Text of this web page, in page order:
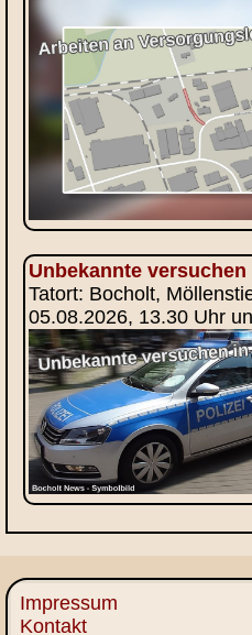
Unbekannte
Tatort: Bocholt,
05.08.2026, 13.30 Uhr
Impressum
Kontakt